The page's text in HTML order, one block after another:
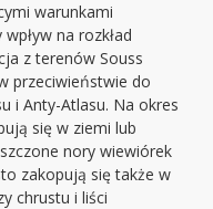
warunkami
na rozkład
z terenów Souss
przeciwieństwie do
i Anty-Atlasu. Na okres
się w ziemi lub
nory wiewiórek
zakopują się także w
chrustu i liści